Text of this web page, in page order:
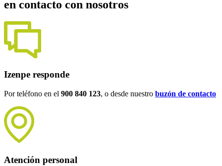
en contacto con nosotros
Izenpe responde
Por teléfono en el 900 840 123, o desde nuestro buzón de contacto
Atención personal